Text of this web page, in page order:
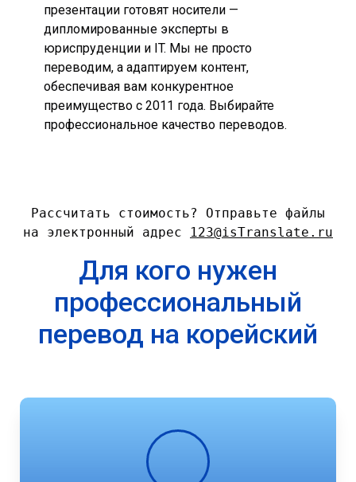
презентации готовят носители —
дипломированные эксперты в
юриспруденции и IT. Мы не просто
переводим, а адаптируем контент,
обеспечивая вам конкурентное
преимущество с 2011 года. Выбирайте
профессиональное качество переводов.
Рассчитать стоимость? Отправьте файлы
на электронный адрес
123@isTranslate.ru
Для кого нужен
профессиональный
перевод на корейский